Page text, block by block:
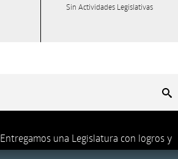
Sin Actividades Legislativas
Entregamos una Legislatura con logros y